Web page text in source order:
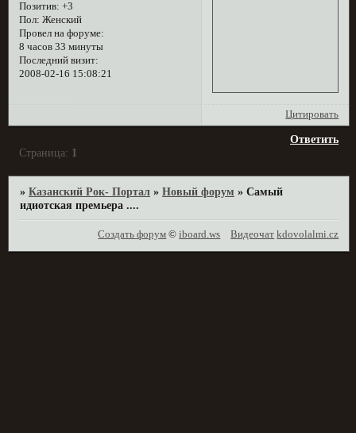
Позитив: +3
Пол: Женский
Провел на форуме:
8 часов 33 минуты
Последний визит:
2008-02-16 15:08:21
Цитировать
Ответить
Страница: 1
»Казанский Рок- Портал »Новый форум »Самый
идиотская премьера ....
Создать форум ©iboard.ws Видеочат kdovolalmi.cz